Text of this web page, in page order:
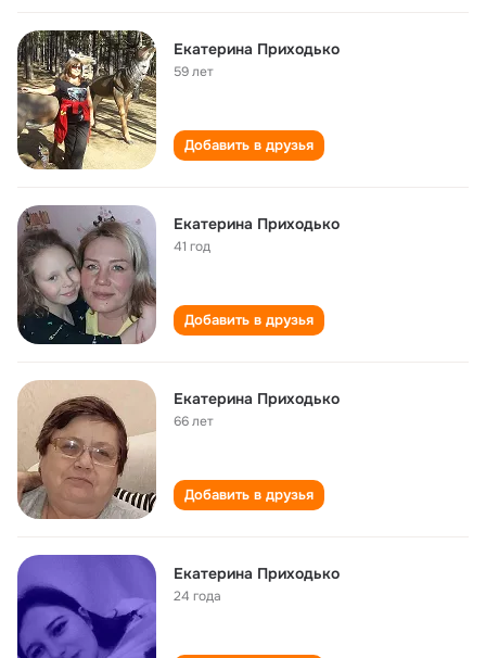
Екатерина Приходько
59 лет
Добавить в друзья
Екатерина Приходько
41 год
Добавить в друзья
Екатерина Приходько
66 лет
Добавить в друзья
Екатерина Приходько
24 года